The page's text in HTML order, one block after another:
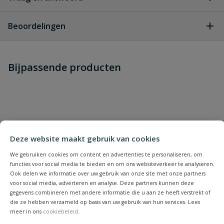
Deze website maakt gebruik van cookies
We gebruiken cookies om content en advertenties te personaliseren, om
functies voor social media te bieden en om ons websiteverkeer te analyseren.
Ook delen we informatie over uw gebruik van onze site met onze partners
voor social media, adverteren en analyse. Deze partners kunnen deze
gegevens combineren met andere informatie die u aan ze heeft verstrekt of
die ze hebben verzameld op basis van uw gebruik van hun services. Lees
meer in ons cookiebeleid.
dit product?
Beoordelingen
Schrijf zelf een beoordeling
Naam
Bijpassende producten